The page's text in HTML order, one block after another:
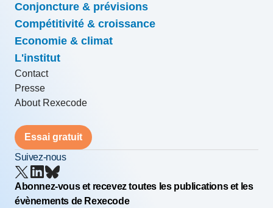
Conjoncture & prévisions
Compétitivité & croissance
Economie & climat
L'institut
Contact
Presse
About Rexecode
Essai gratuit
Suivez-nous
Abonnez-vous et recevez toutes les publications et les
évènements de Rexecode